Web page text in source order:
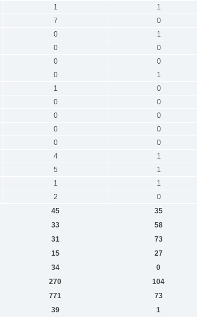
1 1
7 0
0 1
0 0
0 0
0 1
1 0
0 0
0 0
0 0
0 0
4 1
5 1
1 1
2 0
45 35
33 58
31 73
15 27
34 0
270 104
771 73
39 1